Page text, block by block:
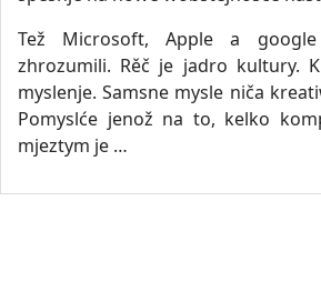
Tež Microsoft, Apple a
zhrozumili. Rěč je jadro kultury.
myslenje. Samsne mysle niča
Pomyslće jenož na to, kelko
mjeztym je …